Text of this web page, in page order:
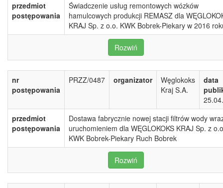
przedmiot
postępowania
Świadczenie usług remontowych wózków
hamulcowych produkcji REMASZ dla
KRAJ Sp. z o.o. KWK Bobrek-Piekary w 2016
Rozwiń
nr
postępowania
PRZZ/0487 organizator
Węglokoks
Kraj S.A.
data
przedmiot
postępowania
Dostawa fabrycznie nowej stacji filtrów wody
uruchomieniem dla WĘGLOKOKS KRAJ Sp. z
KWK Bobrek-Piekary Ruch Bobrek
Rozwiń